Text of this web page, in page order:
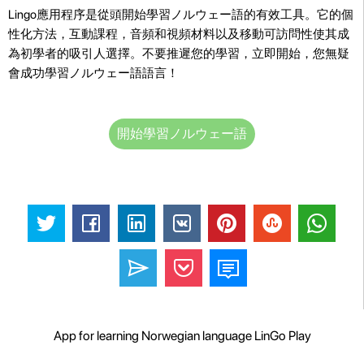
Lingo應用程序是從頭開始學習ノルウェー語的有效工具。它的個
性化方法，互動課程，音頻和視頻材料以及移動可訪問性使其成
為初學者的吸引人選擇。不要推遲您的學習，立即開始，您無疑
會成功學習ノルウェー語語言！
開始學習ノルウェー語
App for learning Norwegian language LinGo Play